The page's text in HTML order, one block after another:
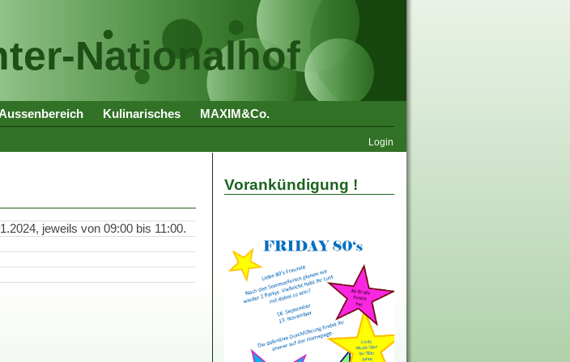
Nationalhof
Kulinarisches MAXIM&Co.
Login
jeweils von 09:00 bis 11:00.
Vorankündigung !